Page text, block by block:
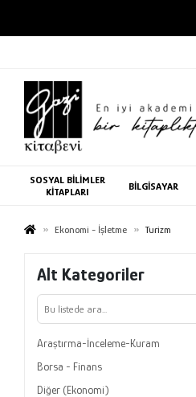
SOSYAL BİLİMLER
KİTAPLARI
BİLGİSAYAR
Ekonomi - İşletme Turizm
Alt Kategoriler
Araştırma-İnceleme-Kuram
Borsa - Finans
Diğer (Ekonomi)